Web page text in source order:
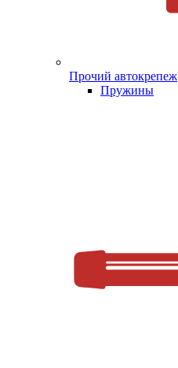
Прочий автокрепеж
Пружины